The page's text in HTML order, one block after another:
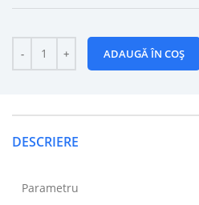
ADAUGĂ ÎN COȘ
DESCRIERE
Parametru